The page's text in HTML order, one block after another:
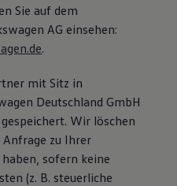
Sie auf dem
AG einsehen:
.
mit Sitz in
Deutschland GmbH
Wir löschen
zu Ihrer
sofern keine
(z. B. steuerliche